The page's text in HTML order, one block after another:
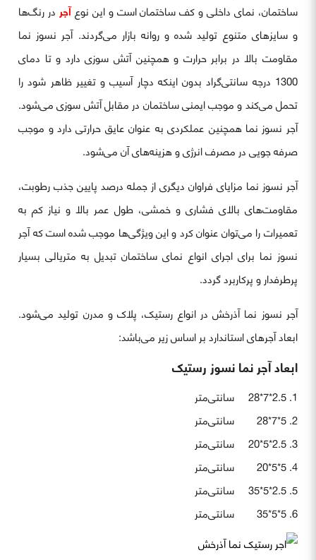
ساختمان، نمای داخلی و کف ساختمان است و این نوعآجردر رنگ‌ها
و سایزهای متنوع تولید شده و روانه بازار می‌گردند. آجر نسوز نما
مقاومت بالا در برابر حرارت و همچنین آتش سوزی دارد و تا دمای
1300 درجه سانتی‌گراد بدون اینکه دچار آسیب و تغییر ظاهر شود را
تحمل می‌کند و موجب ایمنی ساختمان در مقابل آتش سوزی می‌شود.
آجر نسوز نما همچنین عملکردی به عنوان عایق حرارتی دارد و موجب
صرفه جویی در مصرف انرژی و هزینه‌های آن می‌شود.
آجر نسوز نما مزایای فراوان دیگری از جمله درصد پایین جذب رطوبت،
مقاومت‌های بالای فشاری و خمشی، طول عمر بالا و نیاز کم به
تعمیرات را می‌توان عنوان کرد و این ویژگی‌ها موجب شده است که آجر
نسوز نما برای اجرای انواع نمای ساختمان تبدیل به متریالی بسیار
پرطرفدار و پرکاربرد گردد.
آجر نسوز نما آذرخش در انواع رستیک، پلاک و مدرن تولید می‌شود.
ابعاد آجرهای استاندارد بر اساس زیر می‌باشد:
ابعاد آجر نما نسوز رستیک
2.5*7*28 سانتی‌متر
5*7*28 سانتی‌متر
2.5*5*20 سانتی‌متر
5*5*20 سانتی‌متر
2.5*5*35 سانتی‌متر
5*5*35 سانتی‌متر